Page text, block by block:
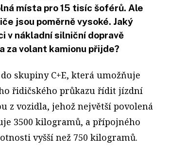
místa pro 15 tisíc šoférů. Ale
jsou poměrně vysoké. Jaký
v nákladní silniční dopravě
za volant kamionu přijde?
skupiny C+E, která umožňuje
řidičského průkazu řídit jízdní
z vozidla, jehož největší povolená
3500 kilogramů, a přípojného
vyšší než 750 kilogramů.